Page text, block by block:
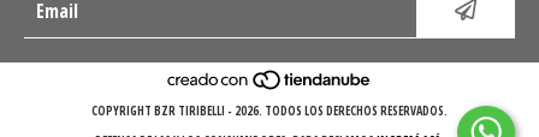
COPYRIGHT BZR TIRIBELLI - 2026. TODOS LOS DERECHOS RESERVADOS.